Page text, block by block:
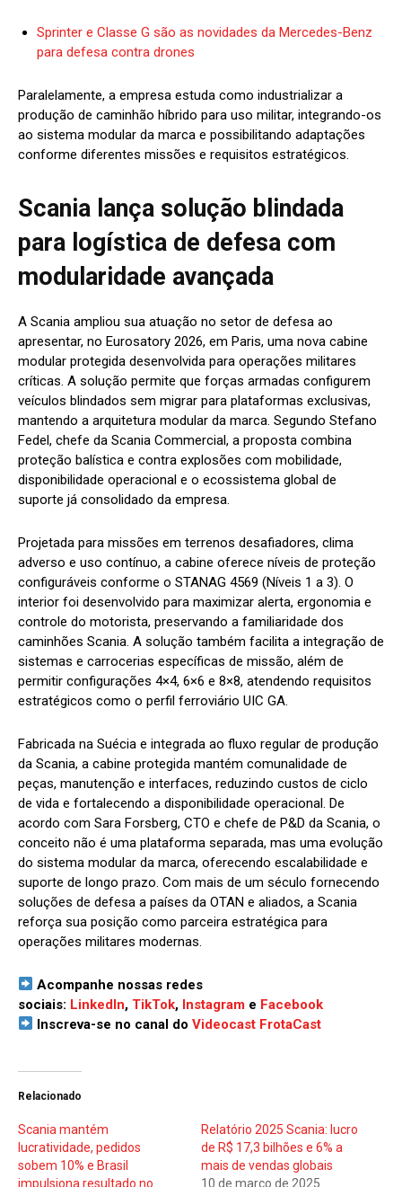
Sprinter e Classe G são as novidades da Mercedes-Benz
para defesa contra drones
Paralelamente, a empresa estuda como industrializar a
produção de caminhão híbrido para uso militar, integrando-os
ao sistema modular da marca e possibilitando adaptações
conforme diferentes missões e requisitos estratégicos.
Scania lança solução blindada
para logística de defesa com
modularidade avançada
A Scania ampliou sua atuação no setor de defesa ao
apresentar, no Eurosatory 2026, em Paris, uma nova cabine
modular protegida desenvolvida para operações militares
críticas. A solução permite que forças armadas configurem
veículos blindados sem migrar para plataformas exclusivas,
mantendo a arquitetura modular da marca. Segundo Stefano
Fedel, chefe da Scania Commercial, a proposta combina
proteção balística e contra explosões com mobilidade,
disponibilidade operacional e o ecossistema global de
suporte já consolidado da empresa.
Projetada para missões em terrenos desafiadores, clima
adverso e uso contínuo, a cabine oferece níveis de proteção
configuráveis conforme o STANAG 4569 (Níveis 1 a 3). O
interior foi desenvolvido para maximizar alerta, ergonomia e
controle do motorista, preservando a familiaridade dos
caminhões Scania. A solução também facilita a integração de
sistemas e carrocerias específicas de missão, além de
permitir configurações 4×4, 6×6 e 8×8, atendendo requisitos
estratégicos como o perfil ferroviário UIC GA.
Fabricada na Suécia e integrada ao fluxo regular de produção
da Scania, a cabine protegida mantém comunalidade de
peças, manutenção e interfaces, reduzindo custos de ciclo
de vida e fortalecendo a disponibilidade operacional. De
acordo com Sara Forsberg, CTO e chefe de P&D da Scania, o
conceito não é uma plataforma separada, mas uma evolução
do sistema modular da marca, oferecendo escalabilidade e
suporte de longo prazo. Com mais de um século fornecendo
soluções de defesa a países da OTAN e aliados, a Scania
reforça sua posição como parceira estratégica para
operações militares modernas.
Acompanhe nossas redes
sociais: LinkedIn, TikTok, Instagram e Facebook
Inscreva-se no canal doVideocast FrotaCast
Relacionado
Scania mantém
lucratividade, pedidos
sobem 10% e Brasil
impulsiona resultado no
Relatório 2025 Scania: lucro
de R$ 17,3 bilhões e 6% a
mais de vendas globais
10 de março de 2025